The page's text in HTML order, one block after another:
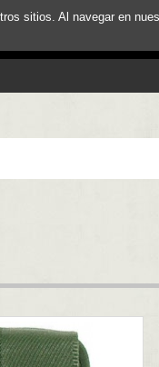
sitios. Al navegar en